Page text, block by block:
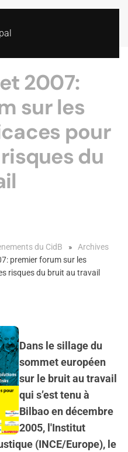
2007:
sur les
pour
du
du CidB
Archives
premier forum sur les
risques du bruit au travail
Dans le sillage du
sommet européen
sur le bruit au travail
qui s’est tenu à
Bilbao en décembre
2005, l'Institut
(INCE/Europe), le